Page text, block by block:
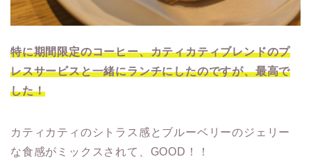
特に期間限定のコーヒー、カティカティブレンドのプ
レスサービスと一緒にランチにしたのですが、最高で
した！
カティカティのシトラス感とブルーベリーのジェリー
な食感がミックスされて、GOOD！！